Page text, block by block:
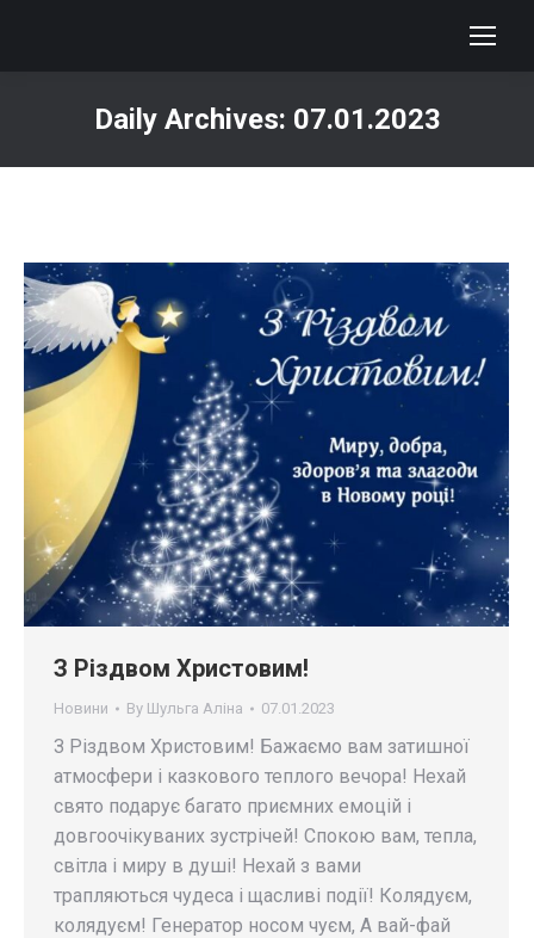
Daily Archives: 07.01.2023
З Різдвом Христовим!
Новини By Шульга Аліна 07.01.2023
З Різдвом Христовим! Бажаємо вам затишної
атмосфери і казкового теплого вечора! Нехай
свято подарує багато приємних емоцій і
довгоочікуваних зустрічей! Спокою вам, тепла,
світла і миру в душі! Нехай з вами
трапляються чудеса і щасливі події! Колядуєм,
колядуєм! Генератор носом чуєм, А вай-фай